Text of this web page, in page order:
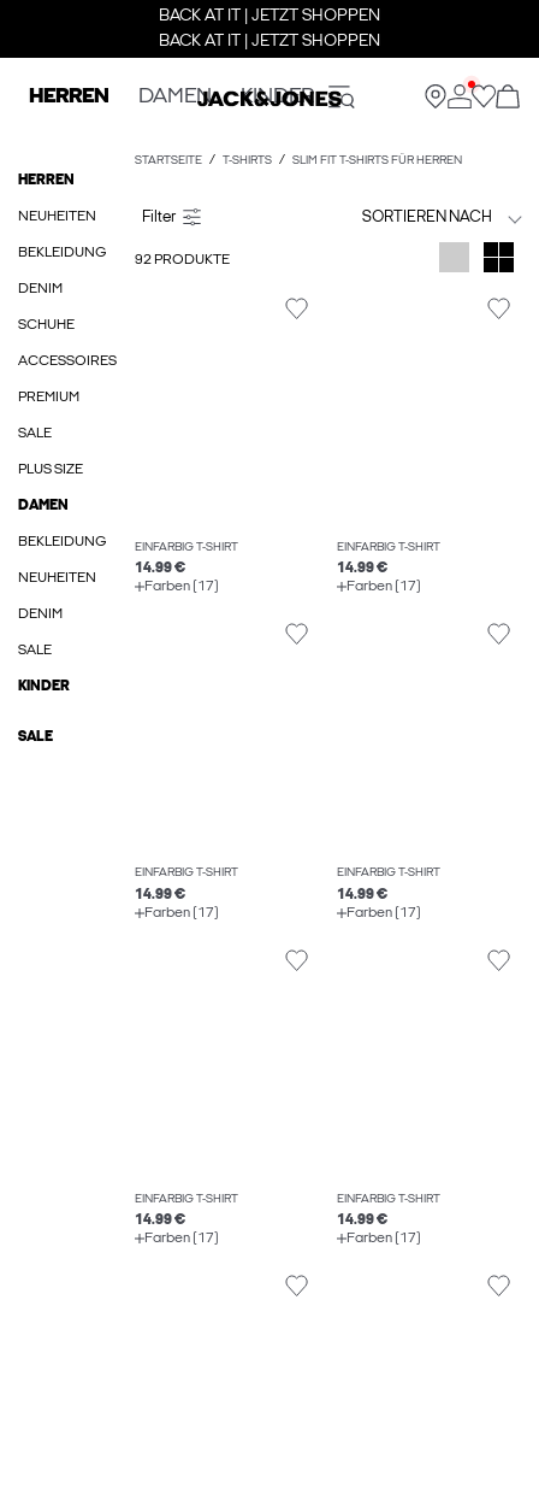
BACK AT IT | JETZT SHOPPEN
BACK AT IT | JETZT SHOPPEN
HERREN DAMEN KINDER
HERREN
NEUHEITEN
BEKLEIDUNG
DENIM
SCHUHE
ACCESSOIRES
PREMIUM
SALE
PLUS SIZE
DAMEN
BEKLEIDUNG
NEUHEITEN
DENIM
SALE
KINDER
SALE
STARTSEITE T-SHIRTS SLIM FIT T-SHIRTS FÜR HERREN
SORTIEREN NACH
92 PRODUKTE
EINFARBIG T-SHIRT
14.99 €
Farben (17)
EINFARBIG T-SHIRT
14.99 €
Farben (17)
EINFARBIG T-SHIRT
14.99 €
Farben (17)
EINFARBIG T-SHIRT
14.99 €
Farben (17)
EINFARBIG T-SHIRT
14.99 €
Farben (17)
EINFARBIG T-SHIRT
14.99 €
Farben (17)